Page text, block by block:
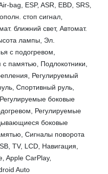
bag, ESP, ASR, EBD, SRS,
стоп сигнал,
ближний свет, Автомат.
лампы, Эл.
с подогревом,
памятью, Подлокотники,
Регулируемый
Спортивный руль,
боковые
Регулируемые
боковые
Сигналы поворота
TV, LCD, Навигация,
Apple CarPlay,
Auto